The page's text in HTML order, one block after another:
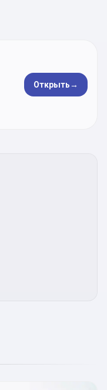
Открыть→